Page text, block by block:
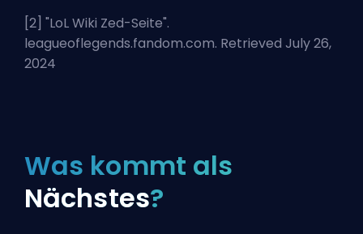
[2] "LoL Wiki Zed-Seite".
leagueoflegends.fandom.com. Retrieved July 26,
2024
Was kommt als
Nächstes?